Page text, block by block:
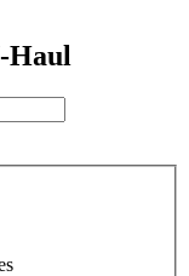
Haul